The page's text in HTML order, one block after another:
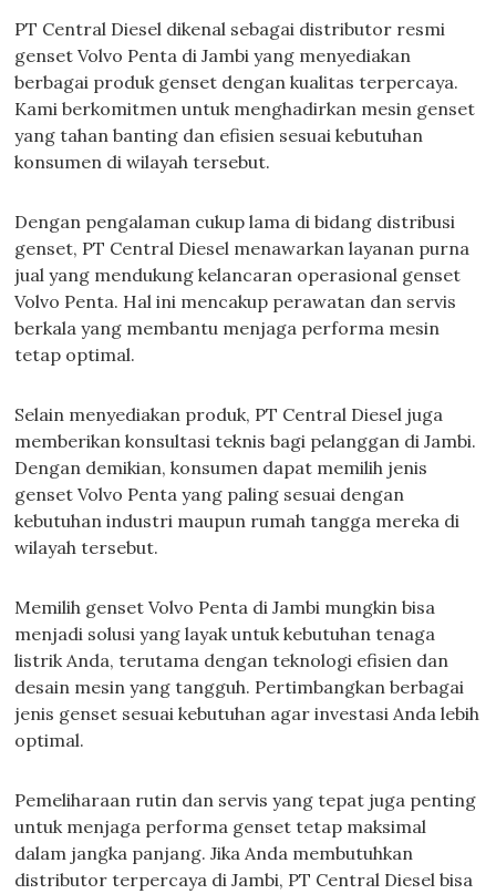
PT Central Diesel dikenal sebagai distributor resmi
genset Volvo Penta di Jambi yang menyediakan
berbagai produk genset dengan kualitas terpercaya.
Kami berkomitmen untuk menghadirkan mesin genset
yang tahan banting dan efisien sesuai kebutuhan
konsumen di wilayah tersebut.
Dengan pengalaman cukup lama di bidang distribusi
genset, PT Central Diesel menawarkan layanan purna
jual yang mendukung kelancaran operasional genset
Volvo Penta. Hal ini mencakup perawatan dan servis
berkala yang membantu menjaga performa mesin
tetap optimal.
Selain menyediakan produk, PT Central Diesel juga
memberikan konsultasi teknis bagi pelanggan di Jambi.
Dengan demikian, konsumen dapat memilih jenis
genset Volvo Penta yang paling sesuai dengan
kebutuhan industri maupun rumah tangga mereka di
wilayah tersebut.
Memilih genset Volvo Penta di Jambi mungkin bisa
menjadi solusi yang layak untuk kebutuhan tenaga
listrik Anda, terutama dengan teknologi efisien dan
desain mesin yang tangguh. Pertimbangkan berbagai
jenis genset sesuai kebutuhan agar investasi Anda lebih
optimal.
Pemeliharaan rutin dan servis yang tepat juga penting
untuk menjaga performa genset tetap maksimal
dalam jangka panjang. Jika Anda membutuhkan
distributor terpercaya di Jambi, PT Central Diesel bisa